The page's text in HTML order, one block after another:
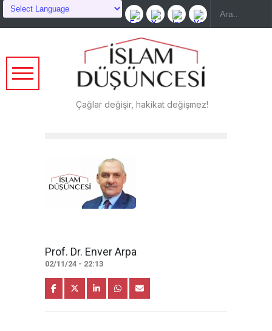
Çağlar değişir, hakikat değişmez!
Prof. Dr. Enver Arpa
02/11/24 - 22:13